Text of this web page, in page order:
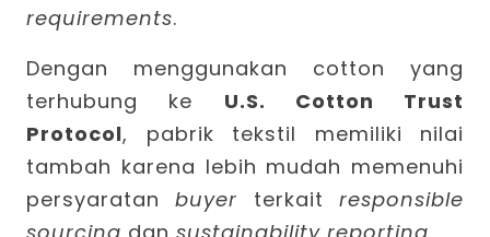
requirements.
Dengan menggunakan cotton yang
terhubung ke U.S. Cotton Trust
Protocol, pabrik tekstil memiliki nilai
tambah karena lebih mudah memenuhi
persyaratanbuyer terkait responsible